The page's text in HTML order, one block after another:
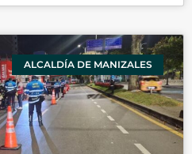
ALCALDÍA DE MANIZALES